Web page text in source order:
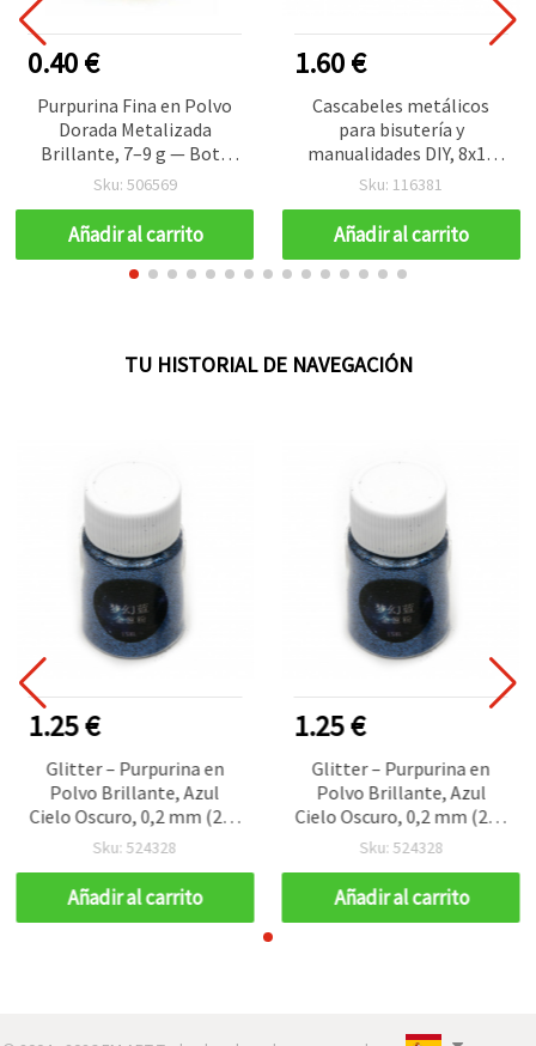
0.40 €
Purpurina Fina en Polvo
Dorada Metalizada
Brillante, 7–9 g — Bote
con Tapa Dosificadora
Manualidades,
Scrapbooking, Resina y
Decoración DIY
Sku: 506569
Añadir al carrito
1.60 €
Cascabeles metálicos
para bisutería y
manualidades DIY, 8x10
mm, agujero de 1,5 mm,
surtidos MIX - 20 uds
Sku: 116381
Añadir al carrito
TU HISTORIAL DE NAVEGACIÓN
1.25 €
Glitter – Purpurina en
Polvo Brillante, Azul
Cielo Oscuro, 0,2 mm (200
micras), para Arte,
y Decoración, 15 ml (~12
g)
Sku: 524328
Añadir al carrito
1.25 €
Glitter – Purpurina en
Polvo Brillante, Azul
Cielo Oscuro, 0,2 mm (200
micras), para Arte,
y Decoración, 15 ml (~12
g)
Sku: 524328
Añadir al carrito